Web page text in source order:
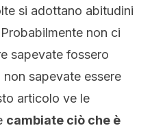
si adottano abitudini
non ci
sapevate fossero
sapevate essere
articolo ve le
cambiate ciò che è